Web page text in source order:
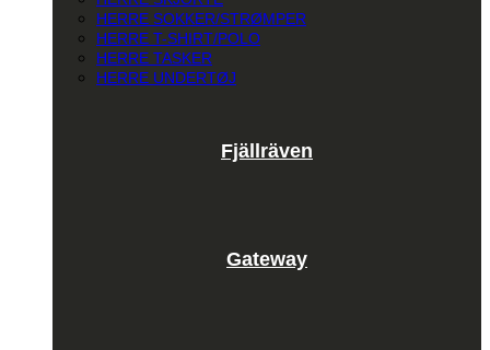
HERRE SOKKER/STRØMPER
HERRE T-SHIRT/POLO
HERRE TASKER
HERRE UNDERTØJ
Fjällräven
Gateway